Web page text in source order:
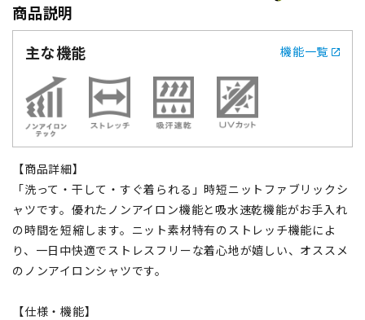
商品説明
主な機能
機能一覧
【商品詳細】
「洗って・干して・すぐ着られる」時短ニットファブリックシ
ャツです。優れたノンアイロン機能と吸水速乾機能がお手入れ
の時間を短縮します。ニット素材特有のストレッチ機能によ
り、一日中快適でストレスフリーな着心地が嬉しい、オススメ
のノンアイロンシャツです。
【仕様・機能】